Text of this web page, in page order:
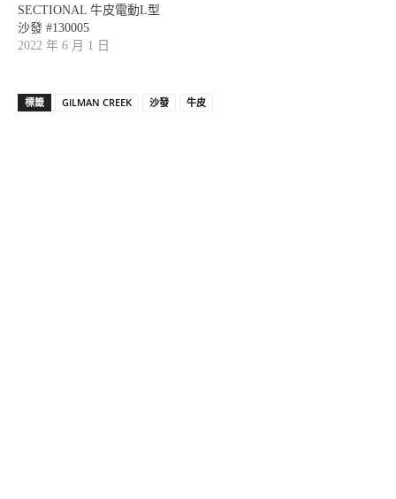
SECTIONAL 牛皮電動L型
沙發 #130005
2022 年 6 月 1 日
標籤 GILMAN CREEK 沙發 牛皮